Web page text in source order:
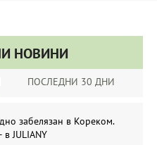
НОВИНИ
ПОСЛЕДНИ 30 ДНИ
забелязан в Кореком.
в JULIANY